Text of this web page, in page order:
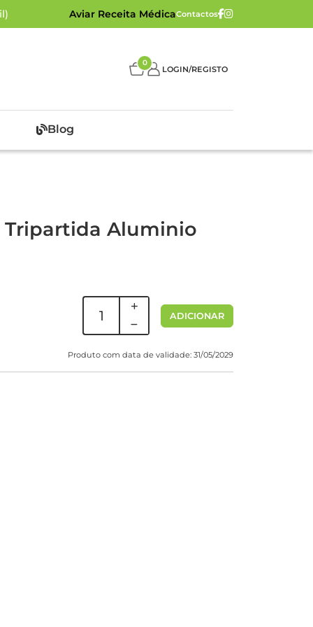
Aviar Receita MédicaContactos
0
LOGIN/REGISTO
Blog
Tripartida Aluminio
ADICIONAR
Produto com data de validade: 31/05/2029